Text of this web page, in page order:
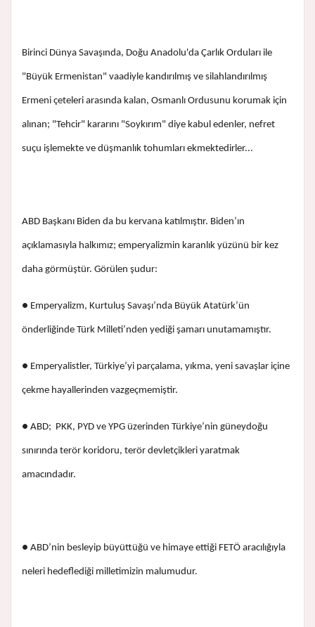
Birinci Dünya Savaşında, Doğu Anadolu'da Çarlık Orduları ile
"Büyük Ermenistan" vaadiyle kandırılmış ve silahlandırılmış
Ermeni çeteleri arasında kalan, Osmanlı Ordusunu korumak için
alınan; "Tehcir" kararını "Soykırım" diye kabul edenler, nefret
suçu işlemekte ve düşmanlık tohumları ekmektedirler...
ABD Başkanı Biden da bu kervana katılmıştır. Biden’ın
açıklamasıyla halkımız; emperyalizmin karanlık yüzünü bir kez
daha görmüştür. Görülen şudur:
● Emperyalizm, Kurtuluş Savaşı’nda Büyük Atatürk’ün
önderliğinde Türk Milleti’nden yediği şamarı unutamamıştır.
● Emperyalistler, Türkiye’yi parçalama, yıkma, yeni savaşlar içine
çekme hayallerinden vazgeçmemiştir.
● ABD; PKK, PYD ve YPG üzerinden Türkiye’nin güneydoğu
sınırında terör koridoru, terör devletçikleri yaratmak
amacındadır.
● ABD’nin besleyip büyüttüğü ve himaye ettiği FETÖ aracılığıyla
neleri hedeflediği milletimizin malumudur.